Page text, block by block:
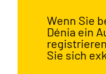
Wenn Sie
Dénia ein
Sie sich